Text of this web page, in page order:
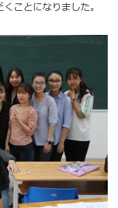
ことになりました。